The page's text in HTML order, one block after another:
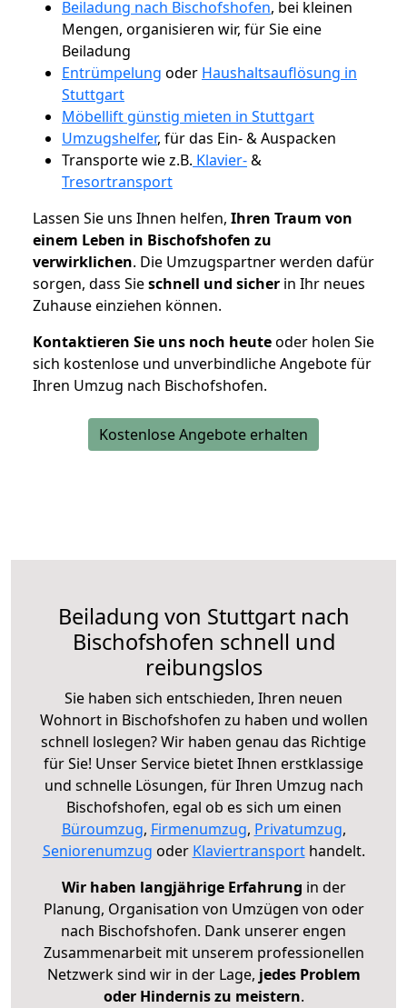
Beiladung nach Bischofshofen, bei kleinen
Mengen, organisieren wir, für Sie eine
Beiladung
Entrümpelung oder Haushaltsauflösung in
Stuttgart
Möbellift günstig mieten in Stuttgart
Umzugshelfer, für das Ein- & Auspacken
Transporte wie z.B. Klavier-&
Tresortransport
Lassen Sie uns Ihnen helfen, Ihren Traum von
einem Leben in Bischofshofen zu
verwirklichen. Die Umzugspartner werden dafür
sorgen, dass Sieschnell und sicher in Ihr neues
Zuhause einziehen können.
Kontaktieren Sie uns noch heuteoder holen Sie
sich kostenlose und unverbindliche Angebote für
Ihren Umzug nach Bischofshofen.
Kostenlose Angebote erhalten
Beiladung von Stuttgart nach
Bischofshofen schnell und
reibungslos
Sie haben sich entschieden, Ihren neuen
Wohnort in Bischofshofen zu haben und wollen
schnell loslegen? Wir haben genau das Richtige
für Sie! Unser Service bietet Ihnen erstklassige
und schnelle Lösungen, für Ihren Umzug nach
Bischofshofen, egal ob es sich um einen
Büroumzug, Firmenumzug, Privatumzug,
Seniorenumzug oder Klaviertransporthandelt.
Wir haben langjährige Erfahrung in der
Planung, Organisation von Umzügen von oder
nach Bischofshofen. Dank unserer engen
Zusammenarbeit mit unserem professionellen
Netzwerk sind wir in der Lage, jedes Problem
oder Hindernis zu meistern.